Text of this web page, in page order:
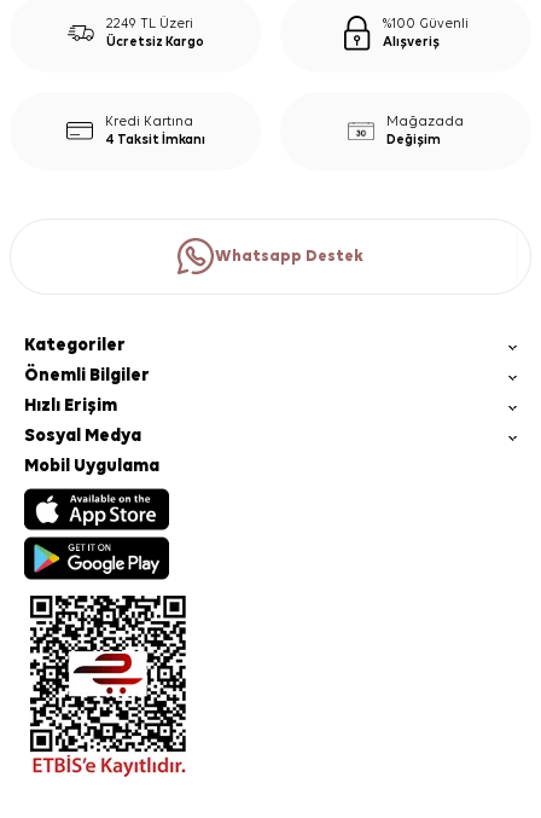
2249 TL Üzeri
Ücretsiz Kargo
%100 Güvenli
Alışveriş
Kredi Kartına
4 Taksit İmkanı
Mağazada
Değişim
Whatsapp Destek
Kategoriler
Önemli Bilgiler
Hızlı Erişim
Sosyal Medya
Mobil Uygulama